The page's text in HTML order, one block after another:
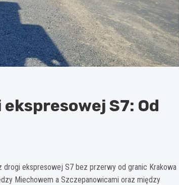
S7: Od
ekspresowej S7 bez przerwy od granic Krakowa
Miechowem a Szczepanowicami oraz między